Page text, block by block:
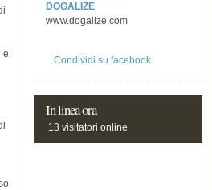
DOGALIZE
www.dogalize.com
Condividi su facebook
Inlinea ora
13 visitatori online
e